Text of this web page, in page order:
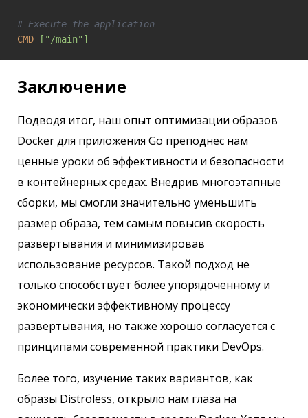
# Execute the application
CMD
["/main"]
Заключение
Подводя итог, наш опыт оптимизации образов
Docker для приложения Go преподнес нам
ценные уроки об эффективности и безопасности
в контейнерных средах. Внедрив многоэтапные
сборки, мы смогли значительно уменьшить
размер образа, тем самым повысив скорость
развертывания и минимизировав
использование ресурсов. Такой подход не
только способствует более упорядоченному и
экономически эффективному процессу
развертывания, но также хорошо согласуется с
принципами современной практики DevOps.
Более того, изучение таких вариантов, как
образы Distroless, открыло нам глаза на